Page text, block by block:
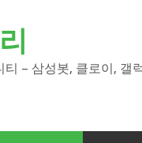
티 – 삼성봇, 클로이, 갤